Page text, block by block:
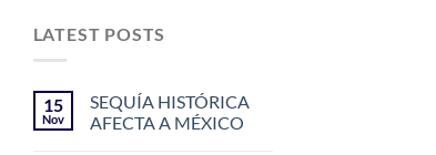
LATEST POSTS
15
Nov
SEQUÍA HISTÓRICA
AFECTA A MÉXICO